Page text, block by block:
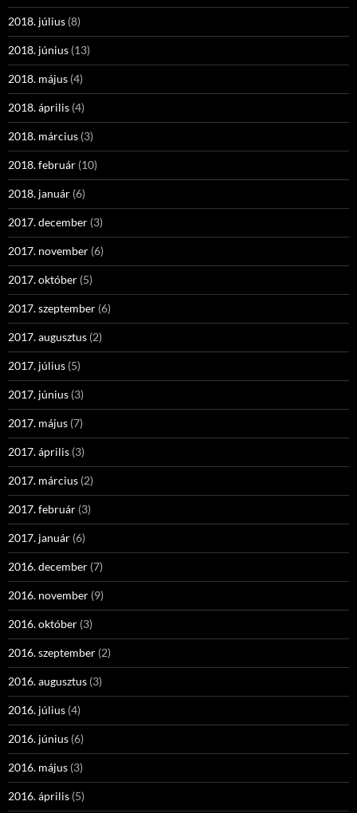
2018. július (8)
2018. június (13)
2018. május (4)
2018. április (4)
2018. március (3)
2018. február (10)
2018. január (6)
2017. december (3)
2017. november (6)
2017. október (5)
2017. szeptember (6)
2017. augusztus (2)
2017. július (5)
2017. június (3)
2017. május (7)
2017. április (3)
2017. március (2)
2017. február (3)
2017. január (6)
2016. december (7)
2016. november (9)
2016. október (3)
2016. szeptember (2)
2016. augusztus (3)
2016. július (4)
2016. június (6)
2016. május (3)
2016. április (5)